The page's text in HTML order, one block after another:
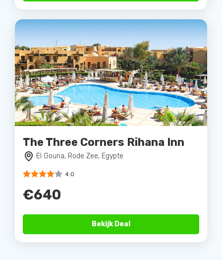
The Three Corners Rihana Inn
El Gouna, Rode Zee, Egypte
4.0
€640
Bekijk Deal